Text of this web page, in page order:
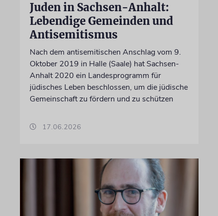
Juden in Sachsen-Anhalt:
Lebendige Gemeinden und
Antisemitismus
Nach dem antisemitischen Anschlag vom 9.
Oktober 2019 in Halle (Saale) hat Sachsen-
Anhalt 2020 ein Landesprogramm für
jüdisches Leben beschlossen, um die jüdische
Gemeinschaft zu fördern und zu schützen
17.06.2026